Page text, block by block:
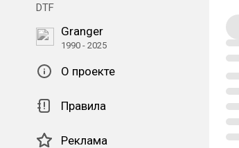
DTF
Granger
1990 - 2025
О проекте
Правила
Реклама